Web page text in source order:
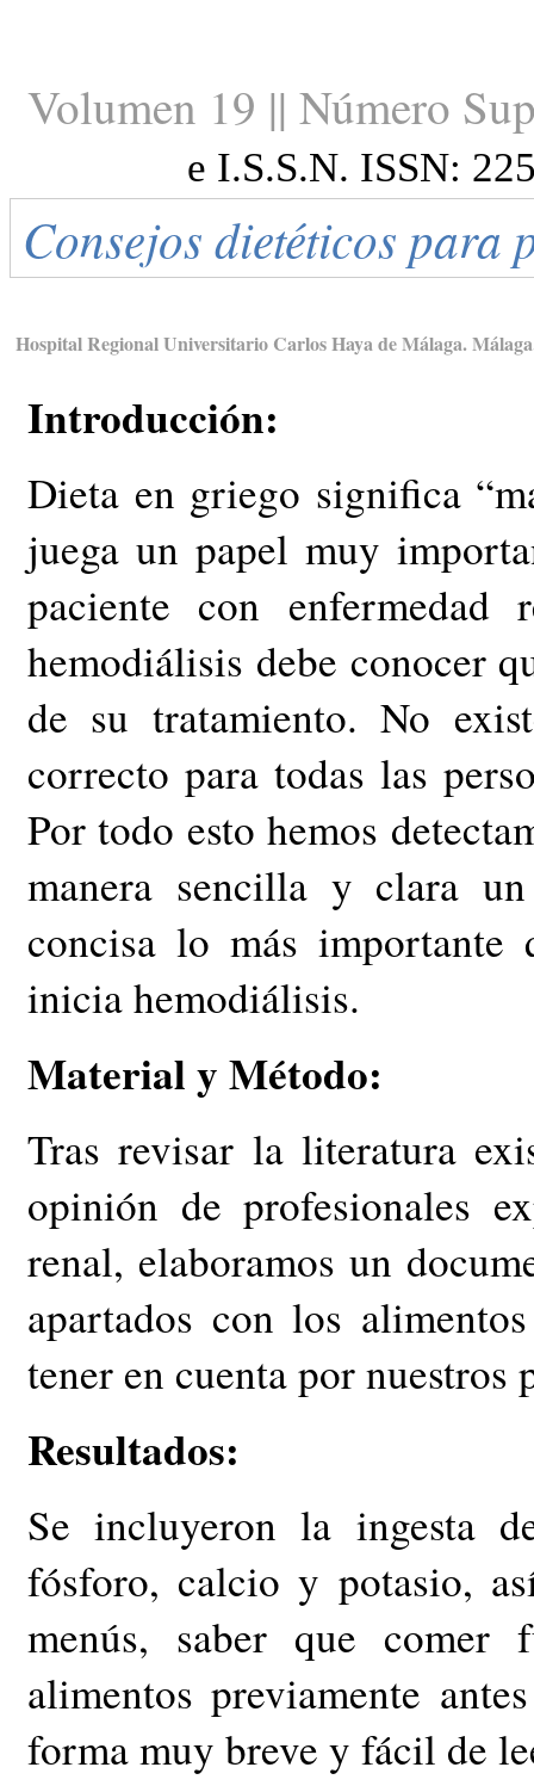
Volumen 19 || Número
e I.S.S.N. ISSN:
Consejos dietéticos para
Hospital Regional Universitario Carlos Haya de Málaga.
Introducción:
Dieta en griego significa
juega un papel muy
paciente con
hemodiálisis debe conocer
de su tratamiento. No
correcto para todas las
Por todo esto hemos
manera sencilla y clara
concisa lo más importante
inicia hemodiálisis.
Material y Método:
Tras revisar la literatura
opinión de profesionales
renal, elaboramos un
apartados con los
tener en cuenta por nuestros
Resultados:
Se incluyeron la ingesta
fósforo, calcio y potasio,
menús, saber que
alimentos previamente
forma muy breve y fácil de